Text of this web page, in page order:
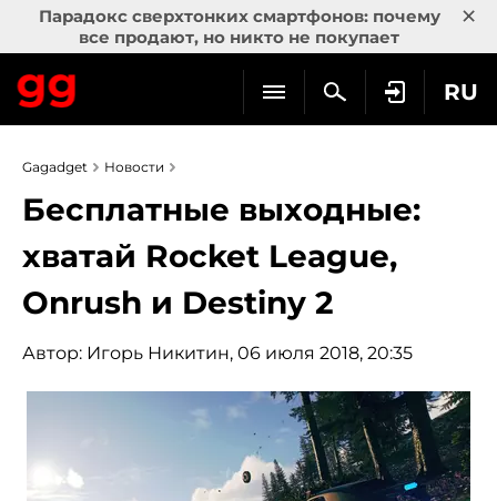
Парадокс сверхтонких смартфонов: почему
все продают, но никто не покупает
×
RU
Gagadget Новости
Бесплатные выходные:
хватай Rocket League,
Onrush и Destiny 2
Автор: Игорь Никитин, 06 июля 2018, 20:35